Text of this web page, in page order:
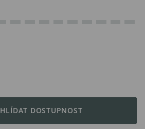
HLÍDAT DOSTUPNOST